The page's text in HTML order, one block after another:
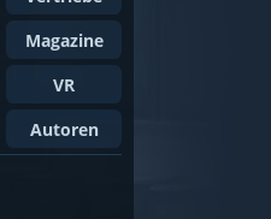
Magazine
VR
Autoren